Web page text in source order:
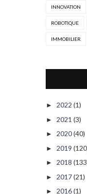
INNOVATION
ROBOTIQUE
IMMOBILIER
► 2022 (1)
► 2021 (3)
► 2020(40)
► 2019
► 2018
► 2017(21)
► 2016(1)